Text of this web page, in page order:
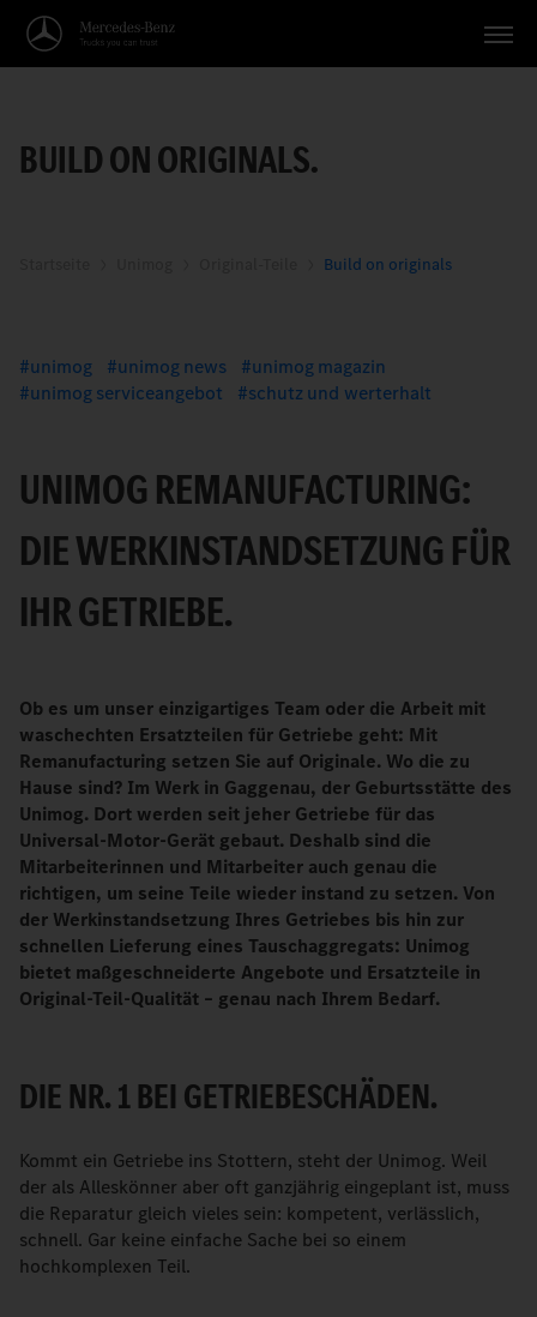
Anwendungen
Deutsch
BUILD ON ORIGINALS.
Build on originals
unimog unimog news
unimog magazin
unimog serviceangebot
schutz und werterhalt
UNIMOG REMANUFACTURING:
DIE WERKINSTANDSETZUNG FÜR
IHR GETRIEBE.
Ob es um unser einzigartiges Team oder die Arbeit mit
waschechten Ersatzteilen für Getriebe geht: Mit
Remanufacturing setzen Sie auf Originale. Wo die zu
Hause sind? Im Werk in Gaggenau, der Geburtsstätte des
Unimog. Dort werden seit jeher Getriebe für das
Universal-Motor-Gerät gebaut. Deshalb sind die
Mitarbeiterinnen und Mitarbeiter auch genau die
richtigen, um seine Teile wieder instand zu setzen. Von
der Werkinstandsetzung Ihres Getriebes bis hin zur
schnellen Lieferung eines Tauschaggregats: Unimog
bietet maßgeschneiderte Angebote und Ersatzteile in
Original-Teil-Qualität – genau nach Ihrem Bedarf.
DIE NR. 1 BEI GETRIEBESCHÄDEN.
Kommt ein Getriebe ins Stottern, steht der Unimog. Weil
der als Alleskönner aber oft ganzjährig eingeplant ist, muss
die Reparatur gleich vieles sein: kompetent, verlässlich,
schnell. Gar keine einfache Sache bei so einem
hochkomplexen Teil.